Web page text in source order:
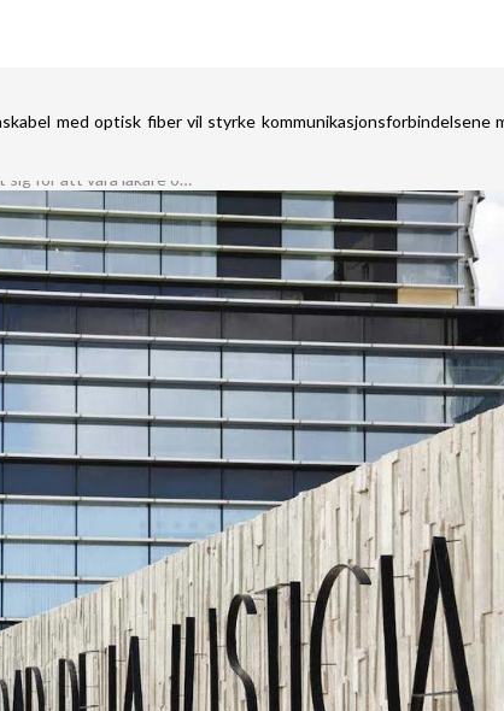
med optisk fiber vil styrke kommunikasjonsforbindelsene
En kvinna anklagas för att ha utgett sig för att vara läkare och skadat 37 kvinnor